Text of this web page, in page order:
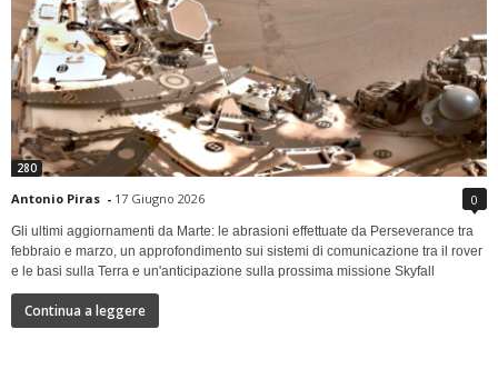
280
Antonio Piras - 17 Giugno 2026 0
Gli ultimi aggiornamenti da Marte: le abrasioni effettuate da Perseverance tra
febbraio e marzo, un approfondimento sui sistemi di comunicazione tra il rover
e le basi sulla Terra e un'anticipazione sulla prossima missione Skyfall
Continua a leggere